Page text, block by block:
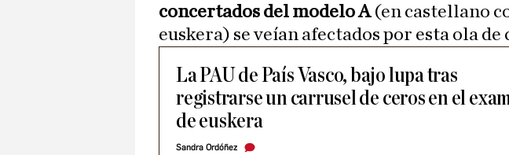
concertados del modelo A(en castellano
euskera) se veían afectados por esta ola de
La PAU de País Vasco, bajo lupa tras
registrarse un carrusel de ceros en el
de euskera
Sandra Ordóñez